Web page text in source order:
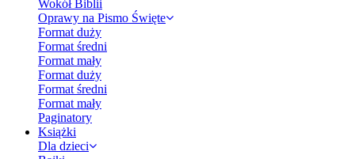
Wokół Biblii
Oprawy na Pismo Święte
Format duży
Format średni
Format mały
Format duży
Format średni
Format mały
Paginatory
Książki
Dla dzieci